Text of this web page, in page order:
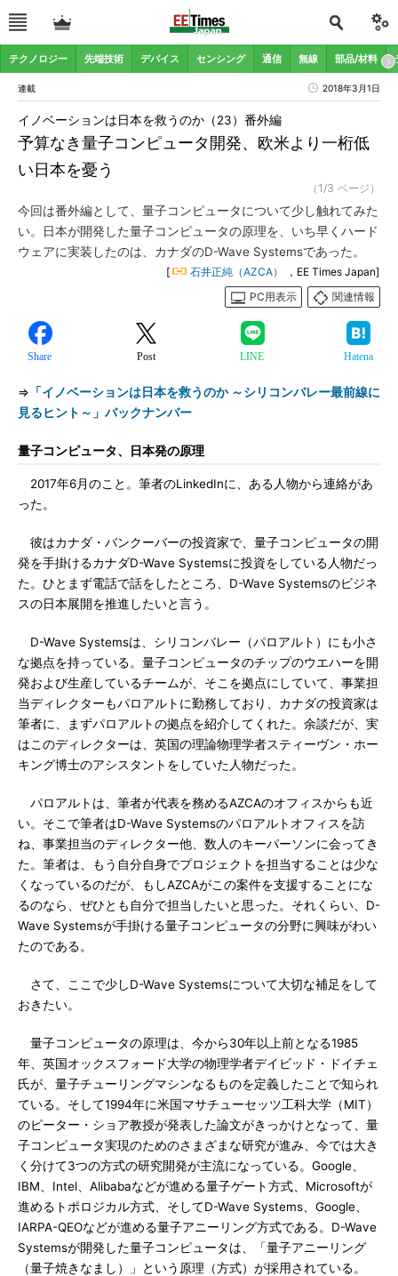
テクノロジー 先端技術 デバイス センシング 通信 無線 部品/材料
連載 2018年3月1日
予算なき量子コンピュータ開発、欧米より一桁低
い日本を憂う
イノベーションは日本を救うのか（23）番外編
（1/3 ページ）
今回は番外編として、量子コンピュータについて少し触れてみた
い。日本が開発した量子コンピュータの原理を、いち早くハード
ウェアに実装したのは、カナダのD-Wave Systemsであった。
[ 石井正純（AZCA）
，EE Times Japan]
PC用表示
関連情報
Share Post LINE Hatena
⇒ 「イノベーションは日本を救うのか ～シリコンバレー最前線に
見るヒント～」バックナンバー
量子コンピュータ、日本発の原理
2017年6月のこと。筆者のLinkedInに、ある人物から連絡があ
った。
彼はカナダ・バンクーバーの投資家で、量子コンピュータの開
発を手掛けるカナダD-Wave Systemsに投資をしている人物だっ
た。ひとまず電話で話をしたところ、D-Wave Systemsのビジネ
スの日本展開を推進したいと言う。
D-Wave Systemsは、シリコンバレー（パロアルト）にも小さ
な拠点を持っている。量子コンピュータのチップのウエハーを開
発および生産しているチームが、そこを拠点にしていて、事業担
当ディレクターもパロアルトに勤務しており、カナダの投資家は
筆者に、まずパロアルトの拠点を紹介してくれた。余談だが、実
はこのディレクターは、英国の理論物理学者スティーヴン・ホー
キング博士のアシスタントをしていた人物だった。
パロアルトは、筆者が代表を務めるAZCAのオフィスからも近
い。そこで筆者はD-Wave Systemsのパロアルトオフィスを訪
ね、事業担当のディレクター他、数人のキーパーソンに会ってき
た。筆者は、もう自分自身でプロジェクトを担当することは少な
くなっているのだが、もしAZCAがこの案件を支援することにな
るのなら、ぜひとも自分で担当したいと思った。それくらい、D-
Wave Systemsが手掛ける量子コンピュータの分野に興味がわい
たのである。
さて、ここで少しD-Wave Systemsについて大切な補足をして
おきたい。
量子コンピュータの原理は、今から30年以上前となる1985
年、英国オックスフォード大学の物理学者デイビッド・ドイチェ
氏が、量子チューリングマシンなるものを定義したことで知られ
ている。そして1994年に米国マサチューセッツ工科大学（MIT）
のピーター・ショア教授が発表した論文がきっかけとなって、量
子コンピュータ実現のためのさまざまな研究が進み、今では大き
く分けて3つの方式の研究開発が主流になっている。Google、
IBM、Intel、Alibabaなどが進める量子ゲート方式、Microsoftが
進めるトポロジカル方式、そしてD-Wave Systems、Google、
IARPA-QEOなどが進める量子アニーリング方式である。D-Wave
Systemsが開発した量子コンピュータは、「量子アニーリング
（量子焼きなまし）」という原理（方式）が採用されている。